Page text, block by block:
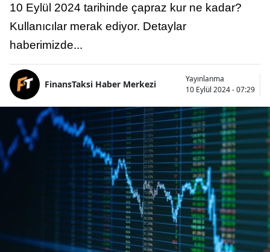
10 Eylül 2024 tarihinde çapraz kur ne kadar?
Kullanıcılar merak ediyor. Detaylar
haberimizde...
FinansTaksi Haber Merkezi
Yayınlanma
10 Eylül 2024 - 07:29